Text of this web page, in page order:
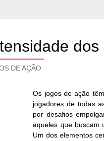
DE AÇÃO
Os jogos de ação
jogadores de todas
por desafios
aqueles que buscam
Um dos elementos